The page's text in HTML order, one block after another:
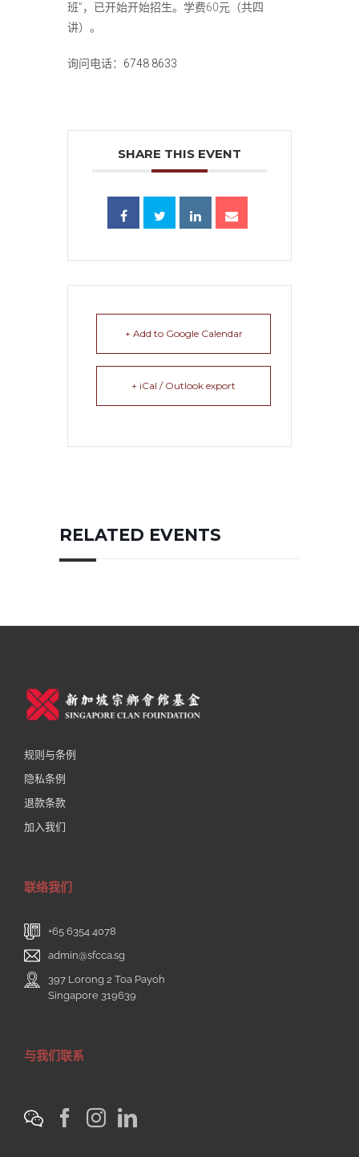
班”，已开始开始招生。学费60元（共四
讲）。
询问电话： 6748 8633
SHARE THIS EVENT
+ Add to Google Calendar
+ iCal / Outlook export
RELATED EVENTS
规则与条例
隐私条例
退款条款
加入我们
联络我们
+65 6354 4078
admin@sfcca.sg
397 Lorong 2 Toa Payoh
Singapore 319639
与我们联系